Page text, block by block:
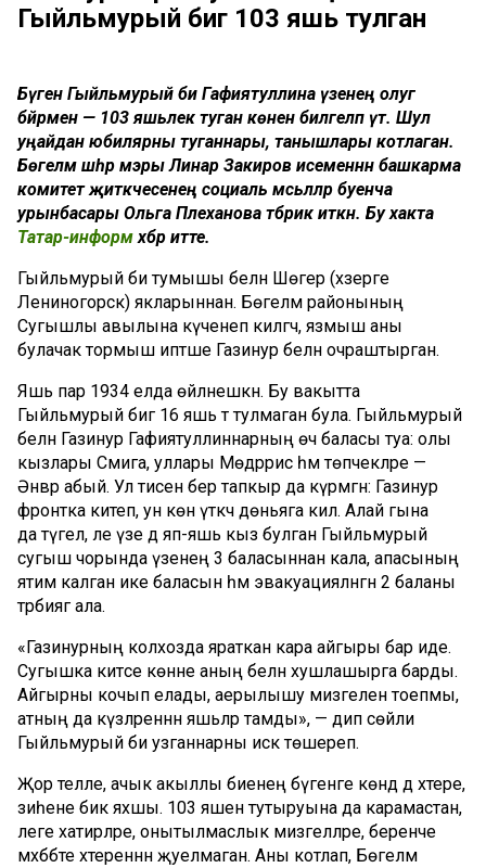
Гыйльмурый әбигә 103 яшь тулган
Бүген Гыйльмурый әби Гафиятуллина үзенең олуг
бәйрәмен — 103 яшьлек туган көнен билгеләп үтә. Шул
уңайдан юбилярны туганнары, танышлары котлаган.
Бөгелмә шәһәр мэры Линар Закиров исеменнән башкарма
комитет җитәкчесенең социаль мәсьәләләр буенча
урынбасары Ольга Плеханова тәбрик иткән. Бу хакта
Татар-информхәбәр итте.
Гыйльмурый әби тумышы белән Шөгер (хәзерге
Лениногорск) якларыннан. Бөгелмә районының
Сугышлы авылына күченеп килгәч, язмыш аны
булачак тормыш иптәше Газинур белән очраштырган.
Яшь пар 1934 елда өйләнешкән. Бу вакытта
Гыйльмурый әбигә 16 яшь тә тулмаган була. Гыйльмурый
белән Газинур Гафиятуллиннарның өч баласы туа: олы
кызлары Сәмига, уллары Мөдәррис һәм төпчекләре —
Әнвәр абый. Ул әтисен бер тапкыр да күрмәгән: Газинур
фронтка китеп, ун көн үткәч дөньяга килә. Алай гына
да түгел, әле үзе дә яп-яшь кыз булган Гыйльмурый
сугыш чорында үзенең 3 баласыннан кала, апасының
ятим калган ике баласын һәм эвакуацияләнгән 2 баланы
тәрбиягә ала.
«Газинурның колхозда яраткан кара айгыры бар иде.
Сугышка китәсе көнне аның белән хушлашырга барды.
Айгырны кочып елады, аерылышу мизгелен тоепмы,
атның да күзләреннән яшьләр тамды», — дип сөйли
Гыйльмурый әби узганнарны искә төшереп.
Җор телле, ачык акыллы әбиенең бүгенге көндә дә хәтере,
зиһене бик яхшы. 103 яшен тутыруына да карамастан,
әлеге хатирәләре, онытылмаслык мизгелләре, беренче
мәхәббәте хәтереннән җуелмаган. Аны котлап, Бөгелмә